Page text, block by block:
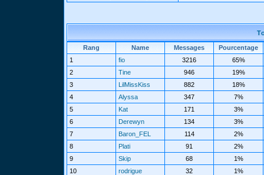
Rang Name Messages
Pourcentage
1
fio 3216
65%
2
Tine 946
19%
3
LilMissKiss 882
18%
4
Alyssa 347
7%
5
Kat 171
3%
6
Derewyn 134
3%
7
Baron_FEL 114
2%
8
Plati 91
2%
9
Skip 68
1%
10
rodrigue 32 1%